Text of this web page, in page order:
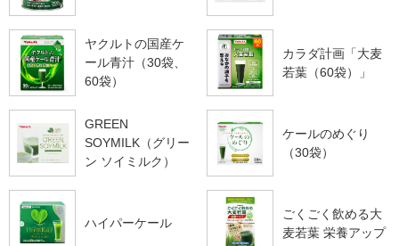
ヤクルトの国産ケ
ール青汁（30袋、
60袋）
カラダ計画「大麦
若葉（60袋）」
GREEN
SOYMILK（グリー
ン ソイミルク）
ケールのめぐり
（30袋）
ハイパーケール
ごくごく飲める大
麦若葉 栄養アップ